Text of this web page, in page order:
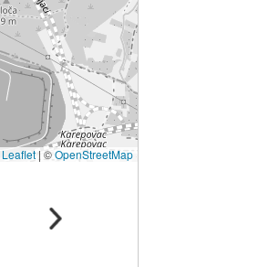
Leaflet | ©OpenStreetMap